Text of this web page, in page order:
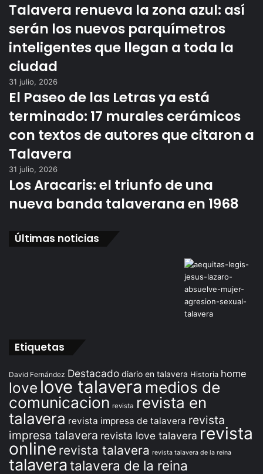
Talavera renueva la zona azul: así
serán los nuevos parquímetros
inteligentes que llegan a toda la
ciudad
31 julio, 2026
El Paseo de las Letras ya está
terminado: 17 murales cerámicos
con textos de autores que citaron a
Talavera
31 julio, 2026
Los Aracaris: el triunfo de una
nueva banda talaverana en 1968
Últimas noticias
Etiquetas
David Fernández Destacado diario en talavera Historia home
love love talavera medios de
comunicacion revista revista en
talavera revista impresa de talavera revista
impresa talavera revista love talavera revista
online revista talavera revista talavera de la reina
talaveratalavera de la reina